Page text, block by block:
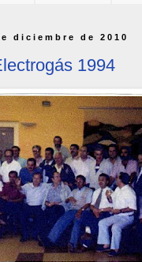
diciembre de 2010
1994